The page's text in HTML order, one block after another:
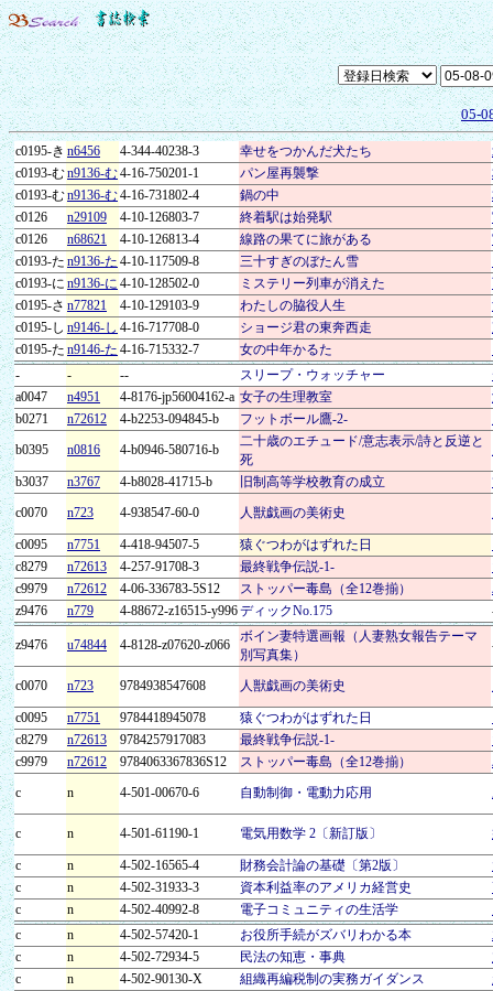
05-
c0195-き n6456 4-344-40238-3 幸せをつかんだ犬たち
c0193-むn9136-む4-16-750201-1 パン屋再襲撃
c0193-むn9136-む4-16-731802-4 鍋の中
c0126
n29109 4-10-126803-7 終着駅は始発駅
c0126
n68621 4-10-126813-4 線路の果てに旅がある
c0193-た n9136-た 4-10-117509-8 三十すぎのぼたん雪
c0193-に n9136-に 4-10-128502-0 ミステリー列車が消えた
c0195-さ n77821 4-10-129103-9 わたしの脇役人生
c0195-し n9146-し 4-16-717708-0 ショージ君の東奔西走
c0195-た n9146-た 4-16-715332-7 女の中年かるた
-
- -- スリープ・ウォッチャー
a0047
n4951 4-8176-jp56004162-a 女子の生理教室
b0271
n72612 4-b2253-094845-b フットボール鷹-2-
b0395
n0816 4-b0946-580716-b
二十歳のエチュード/意志表示/詩と反逆と
死
b3037 n3767 4-b8028-41715-b 旧制高等学校教育の成立
c0070
n723 4-938547-60-0 人獣戯画の美術史
c0095 n7751 4-418-94507-5 猿ぐつわがはずれた日
c8279
n72613 4-257-91708-3 最終戦争伝説-1-
c9979
n72612 4-06-336783-5S12 ストッパー毒島（全12巻揃）
z9476
n779 4-88672-z16515-y996ディックNo.175
z9476 u74844 4-8128-z07620-z066
ボイン妻特選画報（人妻熟女報告テーマ
別写真集）
c0070 n723 9784938547608 人獣戯画の美術史
c0095 n7751 9784418945078 猿ぐつわがはずれた日
c8279
n72613 9784257917083 最終戦争伝説-1-
c9979
n72612 9784063367836S12 ストッパー毒島（全12巻揃）
c
n 4-501-00670-6 自動制御・電動力応用
c n 4-501-61190-1 電気用数学 2〔新訂版〕
c n 4-502-16565-4 財務会計論の基礎〔第2版〕
c
n 4-502-31933-3 資本利益率のアメリカ経営史
c
n 4-502-40992-8 電子コミュニティの生活学
c
n 4-502-57420-1 お役所手続がズバリわかる本
c
n 4-502-72934-5 民法の知恵・事典
c
n 4-502-90130-X 組織再編税制の実務ガイダンス